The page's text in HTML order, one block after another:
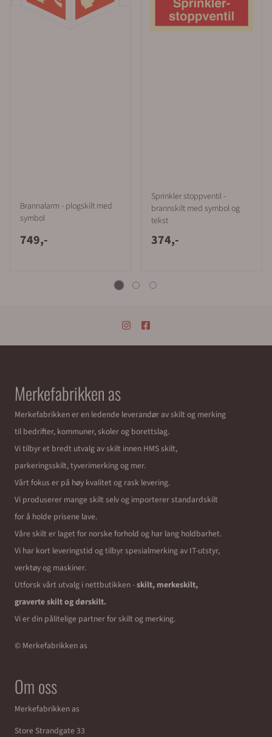
Brannalarm - plogskilt med
symbol
749,-
Sprinkler stoppventil -
brannskilt med symbol og
tekst
374,-
Merkefabrikken as
Merkefabrikken er en ledende leverandør av skilt og merking
til bedrifter, kommuner, skoler og borettslag.
Vi tilbyr et bredt utvalg av skilt innen HMS skilt,
parkeringsskilt, tyverimerking og mer.
Vårt fokus er på høy kvalitet og rask levering.
Vi produserer mange skilt selv og importerer standardskilt
for å holde prisene lave.
Våre skilt er laget for norske forhold og har lang holdbarhet.
Vi har kort leveringstid og tilbyr spesialmerking av IT-utstyr,
verktøy og maskiner.
Utforsk vårt utvalg i nettbutikken -skilt, merkeskilt,
graverte skilt og dørskilt.
Vi er din pålitelige partner for skilt og merking.
© Merkefabrikken as
Om oss
Merkefabrikken as
Store Strandgate 33